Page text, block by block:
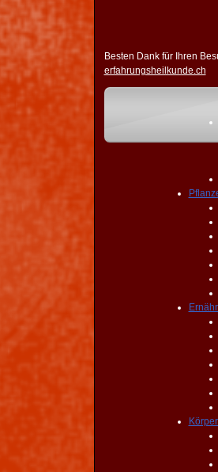
Besten Dank für Ihren
erfahrungsheilkunde.ch